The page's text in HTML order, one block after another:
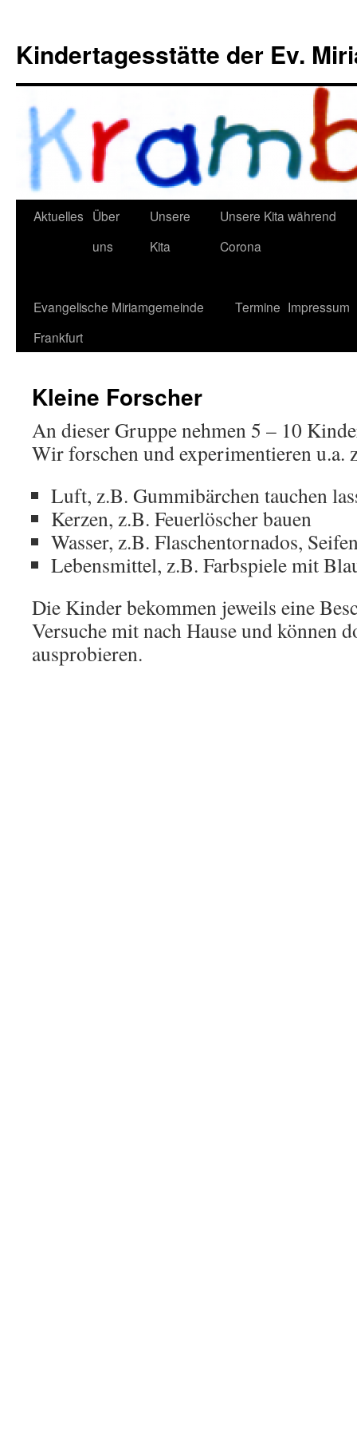
Kindertagesstätte der Ev.
Aktuelles Über
uns
Unsere
Kita
Unsere Kita während
Corona
Evangelische Miriamgemeinde
Frankfurt
Termine Impressum
Kleine Forscher
An dieser Gruppe nehmen 5 – 10
Wir forschen und experimentieren u.a.
Luft, z.B. Gummibärchen tauchen
Kerzen, z.B. Feuerlöscher bauen
Wasser, z.B. Flaschentornados,
Lebensmittel, z.B. Farbspiele mit
Die Kinder bekommen jeweils eine
Versuche mit nach Hause und können
ausprobieren.